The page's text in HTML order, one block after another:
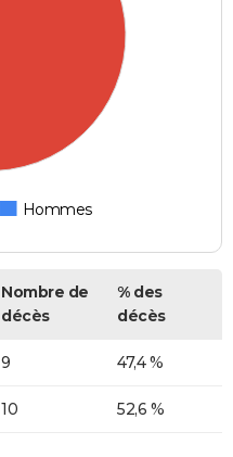
Hommes
Nombre de
décès
% des
décès
9 47,4 %
10 52,6 %